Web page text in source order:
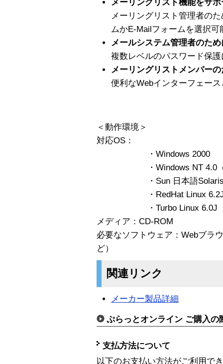
メーリングリスト機能をサ
メーリングリスト管理者の
ムかE-Mailフォームを選択可
メールシステム管理者のため
複数レベルのパスワード保
メーリングリストメンバー
便利なWebインターフェー
＜動作環境＞
対応OS：
・Windows 2000
・Windows NT 4.0（
・Sun 日本語Solaris 2.6
・RedHat Linux
・Turbo Linux 6.0J
メディア：CD-ROM
必要なソフトウェア：Webブラ
ど）
関連リンク
メーカー製品詳細
ぷらっとオンライン ご購入の
支払方法について
以下のお支払い方法がご利用で